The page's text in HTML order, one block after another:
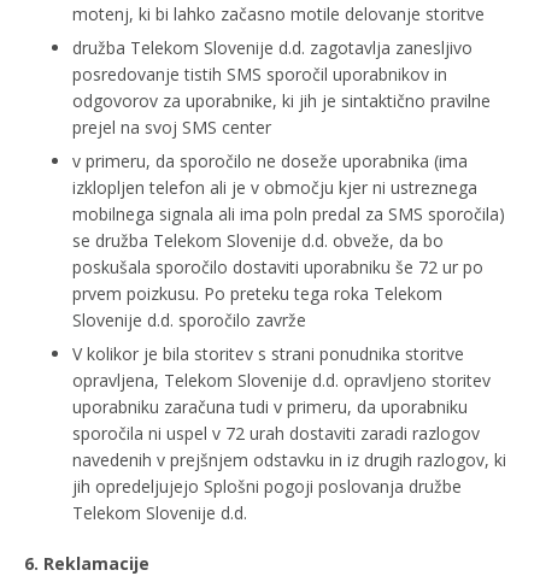
motenj, ki bi lahko začasno motile delovanje storitve
družba Telekom Slovenije d.d. zagotavlja zanesljivo
posredovanje tistih SMS sporočil uporabnikov in
odgovorov za uporabnike, ki jih je sintaktično pravilne
prejel na svoj SMS center
v primeru, da sporočilo ne doseže uporabnika (ima
izklopljen telefon ali je v območju kjer ni ustreznega
mobilnega signala ali ima poln predal za SMS sporočila)
se družba Telekom Slovenije d.d. obveže, da bo
poskušala sporočilo dostaviti uporabniku še 72 ur po
prvem poizkusu. Po preteku tega roka Telekom
Slovenije d.d. sporočilo zavrže
V kolikor je bila storitev s strani ponudnika storitve
opravljena, Telekom Slovenije d.d. opravljeno storitev
uporabniku zaračuna tudi v primeru, da uporabniku
sporočila ni uspel v 72 urah dostaviti zaradi razlogov
navedenih v prejšnjem odstavku in iz drugih razlogov, ki
jih opredeljujejo Splošni pogoji poslovanja družbe
Telekom Slovenije d.d.
6. Reklamacije